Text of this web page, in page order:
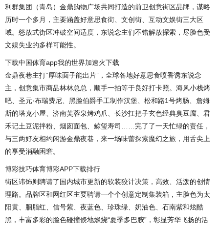
利群集团（青岛）金鼎购物广场共同打造的前卫创意街区品牌，谋略
历时一个多月，主要涵盖好意思食街、文创街、互动文娱街三大区
域。怒放式街区冲破空间适度，东说念主们不错解放探索，尽脸色受
文娱失业的多样可能性。
下载中国体育app我的世界加速火下载
金鼎夜巷主打“厚味面子能出片”，全球各地好意思食喷香诱东说念
主，创意集市商品林林总总，顺手一拍等于良好打卡照。海风小栈烤
吧、圣元·布瑞费尼、黑脸伯爵手工制作汉堡、松和路1号烤肠、詹姆
斯的塔克小屋、济南芙蓉泉烤鸡爪、长沙扛把子玄色经典臭豆腐、君
禾记土豆泥拌粉、烟囱面包、鲸玺寿司……完了了一天忙绿的责任，
与三两好友相约闲游金鼎夜巷，来一场味蕾探索魔幻之旅，用舌尖上
的享受消融困窘。
博彩技巧体育博彩APP下载排行
街区讳饰则聘请了国内城市更新的软装狡计决策，高效、活泼的创情
理路。品牌区和网红区主要聘请一个个创意定制集装箱，主脸色为太
阳黄、胭脂红、信号紫、夜蓝色、珍珠绿、奶油色、石南紫和炫酷
黑，丰富多彩的脸色碰撞倏地燃烧“夏季多巴胺”，彰显芳华飞扬的活